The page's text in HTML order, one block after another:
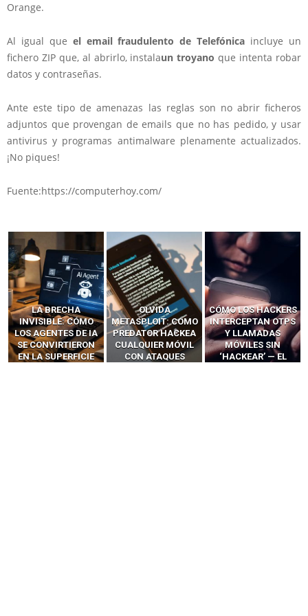
Orange.
Al igual que el email fraudulento de Telefónica incluye un
fichero ZIP que, al abrirlo, instalaun troyanoque intenta robar
datos y contraseñas.
Ante este tipo de amenazas las reglas son no abrir ficheros
adjuntos que provengan de emails que no has pedido, y usar
antivirus y programas antimalware plenamente actualizados.
¡No piques!
Fuente:https://computerhoy.com/
LA BRECHA
INVISIBLE: CÓMO
LOS AGENTES DE IA
SE CONVIRTIERON
EN LA SUPERFICIE
OLVIDA
METASPLOIT: CÓMO
PREDATOR HACKEA
CUALQUIER MÓVIL
CON ATAQUES
CÓMO LOS HACKERS
INTERCEPTAN OTPS
Y LLAMADAS
MÓVILES SIN
‘HACKEAR’ — EL